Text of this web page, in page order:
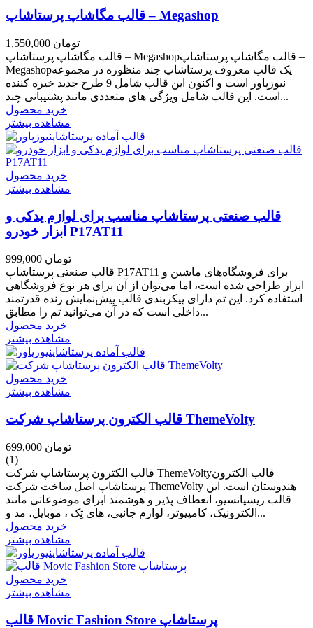
قالب مگاشاپ پرستاشاپ – Megashop
1,550,000 تومان
قالب مگاشاپ پرستاشاپ – Megashopقالب مگاشاپ پرستاشاپ –
Megashopیک قالب معروف پرستاشاپ چند منظوره در مجموعه
نیوزپاور است و اکنون این قالب شامل 9 طرح جدید خیره کننده
است. این قالب شامل ویژگی های متعددی مانند پشتیبانی چند...
خرید محصول
مشاهده بیشتر
خرید محصول
مشاهده بیشتر
قالب صنعتی پرستاشاپ مناسب برای لوازم یدکی و
ابزار خودرو P17AT11
999,000 تومان
قالب صنعتی پرستاشاپ P17AT11 برای فروشگاه‌های ماشین و
ابزار طراحی شده است، اما می‌توان از آن برای هر نوع فروشگاهی
استفاده کرد. این تم دارای پیکربندی قالب پیش‌نمایش زنده قدرتمند
داخلی است که در آن می‌توانید تم را مطابق...
خرید محصول
مشاهده بیشتر
خرید محصول
مشاهده بیشتر
قالب الکترون پرستاشاپ شرکت ThemeVolty
699,000 تومان
(1)
قالب الکترون پرستاشاپ شرکت ThemeVoltyقالب الکترون
پرستاشاپ اصل ساخت شرکت ThemeVolty هندوستان است. این
قالب ریسپانسیو، انعطاف پذیر و هوشمند ابرای موضوعاتی مانند
الکترونیک، کامپیوتر، لوازم جانبی، های تِک ، موبایل، مد و...
خرید محصول
مشاهده بیشتر
خرید محصول
مشاهده بیشتر
قالب Movic Fashion Store پرستاشاپ